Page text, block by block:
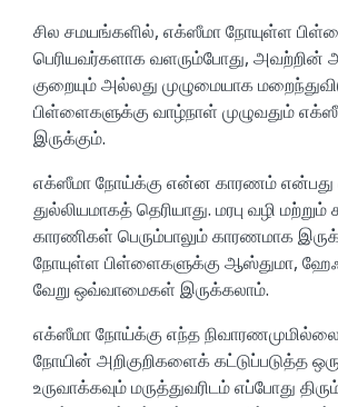
சில சமயங்களில், எக்ஸீமா நோயுள்ள
பெரியவர்களாக வளரும்போது, அவற்றின்
குறையும் அல்லது முழுமையாக
பிள்ளைகளுக்கு வாழ்நாள் முழுவதும்
இருக்கும்.
எக்ஸீமா நோய்க்கு என்ன காரணம் என்பது
துல்லியமாகத் தெரியாது. மரபு வழி மற்றும்
காரணிகள் பெரும்பாலும் காரணமாக
நோயுள்ள பிள்ளைகளுக்கு ஆஸ்துமா,
வேறு ஒவ்வாமைகள் இருக்கலாம்.
எக்ஸீமா நோய்க்கு எந்த
நோயின் அறிகுறிகளைக் கட்டுப்படுத்த
உருவாக்கவும் மருத்துவரிடம் எப்போது